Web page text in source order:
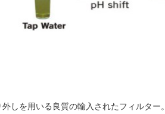
しを用いる良質の輸入されたフィルター。